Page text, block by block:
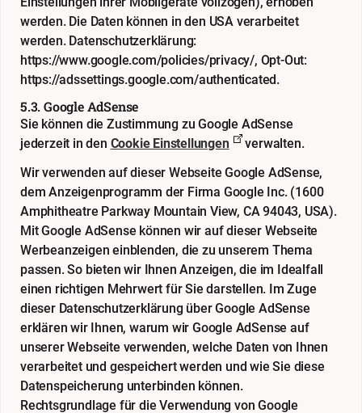
werden. Die Daten können in den USA verarbeitet
werden. Datenschutzerklärung:
https://www.google.com/policies/privacy/, Opt-Out:
https://adssettings.google.com/authenticated.
5.3. Google AdSense
Sie können die Zustimmung zu Google AdSense
jederzeit in den Cookie Einstellungen
verwalten.
Wir verwenden auf dieser Webseite Google AdSense,
dem Anzeigenprogramm der Firma Google Inc. (1600
Amphitheatre Parkway Mountain View, CA 94043, USA).
Mit Google AdSense können wir auf dieser Webseite
Werbeanzeigen einblenden, die zu unserem Thema
passen. So bieten wir Ihnen Anzeigen, die im Idealfall
einen richtigen Mehrwert für Sie darstellen. Im Zuge
dieser Datenschutzerklärung über Google AdSense
erklären wir Ihnen, warum wir Google AdSense auf
unserer Webseite verwenden, welche Daten von Ihnen
verarbeitet und gespeichert werden und wie Sie diese
Datenspeicherung unterbinden können.
Rechtsgrundlage für die Verwendung von Google